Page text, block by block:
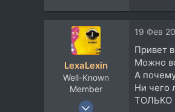
49
LexaLexin
Well-Known
Member
23 Окт 2007
19 Фев
Привет
Можно
А
Ни чего
ТОЛЬКО